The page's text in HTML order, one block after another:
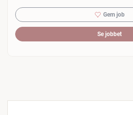
Gem job
Se jobbet